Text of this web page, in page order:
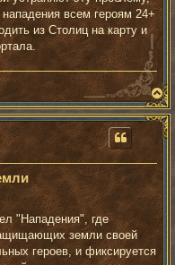
всем героям 24+
из Столиц на карту и
В
е
р
н
у
"Нападения", где
земли своей
героев, и фиксируется